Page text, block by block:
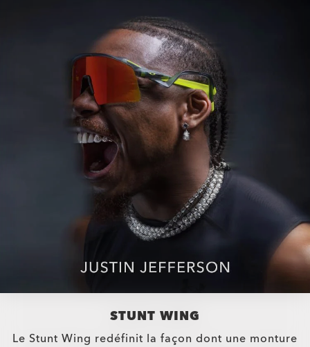
STUNT WING
Le Stunt Wing redéfinit la façon dont une monture